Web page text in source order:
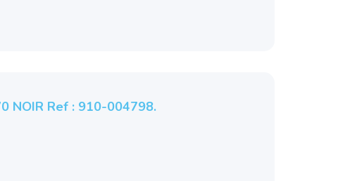
NOIR Ref : 910-004798.